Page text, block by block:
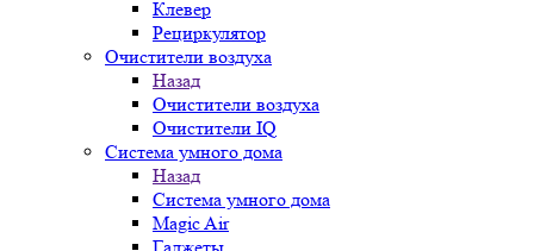
Клевер
Рециркулятор
Очистители воздуха
Назад
Очистители воздуха
Очистители IQ
Система умного дома
Назад
Система умного дома
Magic Air